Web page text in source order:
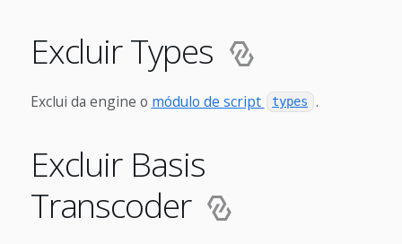
Excluir Types
Exclui da engine o módulo de script types .
Excluir Basis
Transcoder